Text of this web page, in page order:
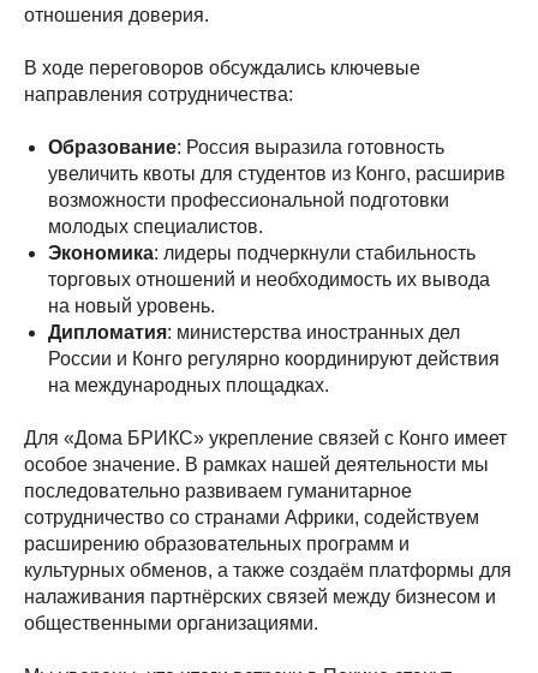
отношения доверия.
В ходе переговоров обсуждались ключевые
направления сотрудничества:
Образование: Россия выразила готовность
увеличить квоты для студентов из Конго, расширив
возможности профессиональной подготовки
молодых специалистов.
Экономика: лидеры подчеркнули стабильность
торговых отношений и необходимость их вывода
на новый уровень.
Дипломатия: министерства иностранных дел
России и Конго регулярно координируют действия
на международных площадках.
Для «Дома БРИКС» укрепление связей c Конго имеет
особое значение. В рамках нашей деятельности мы
последовательно развиваем гуманитарное
сотрудничество со странами Африки, содействуем
расширению образовательных программ и
культурных обменов, а также создаём платформы для
налаживания партнёрских связей между бизнесом и
общественными организациями.